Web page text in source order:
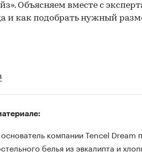
Объясняем вместе с
и как подобрать нужный
, основатель компании Tencel Dream
белья из эвкалипта и